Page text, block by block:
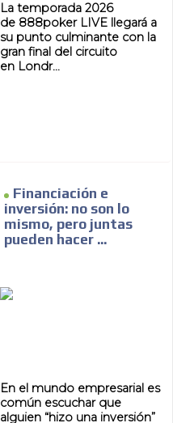
La temporada 2026
de 888poker LIVE llegará a
su punto culminante con la
gran final del circuito
en Londr...
Financiación e
inversión: no son lo
mismo, pero juntas
pueden hacer ...
En el mundo empresarial es
común escuchar que
alguien “hizo una inversión”